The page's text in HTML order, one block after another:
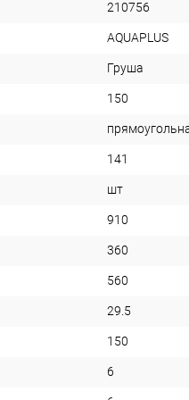
210756
AQUAPLUS
Груша
150
141
шт
910
360
560
29.5
150
6